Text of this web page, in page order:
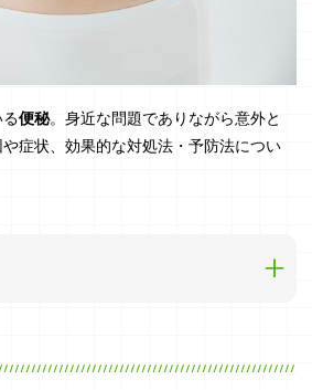
る便秘。身近な問題でありながら意外と
症状、効果的な対処法・予防法につい